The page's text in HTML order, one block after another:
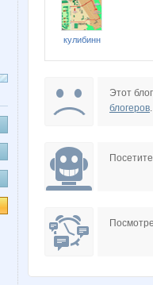
кулибинн
Этот
блогеров.